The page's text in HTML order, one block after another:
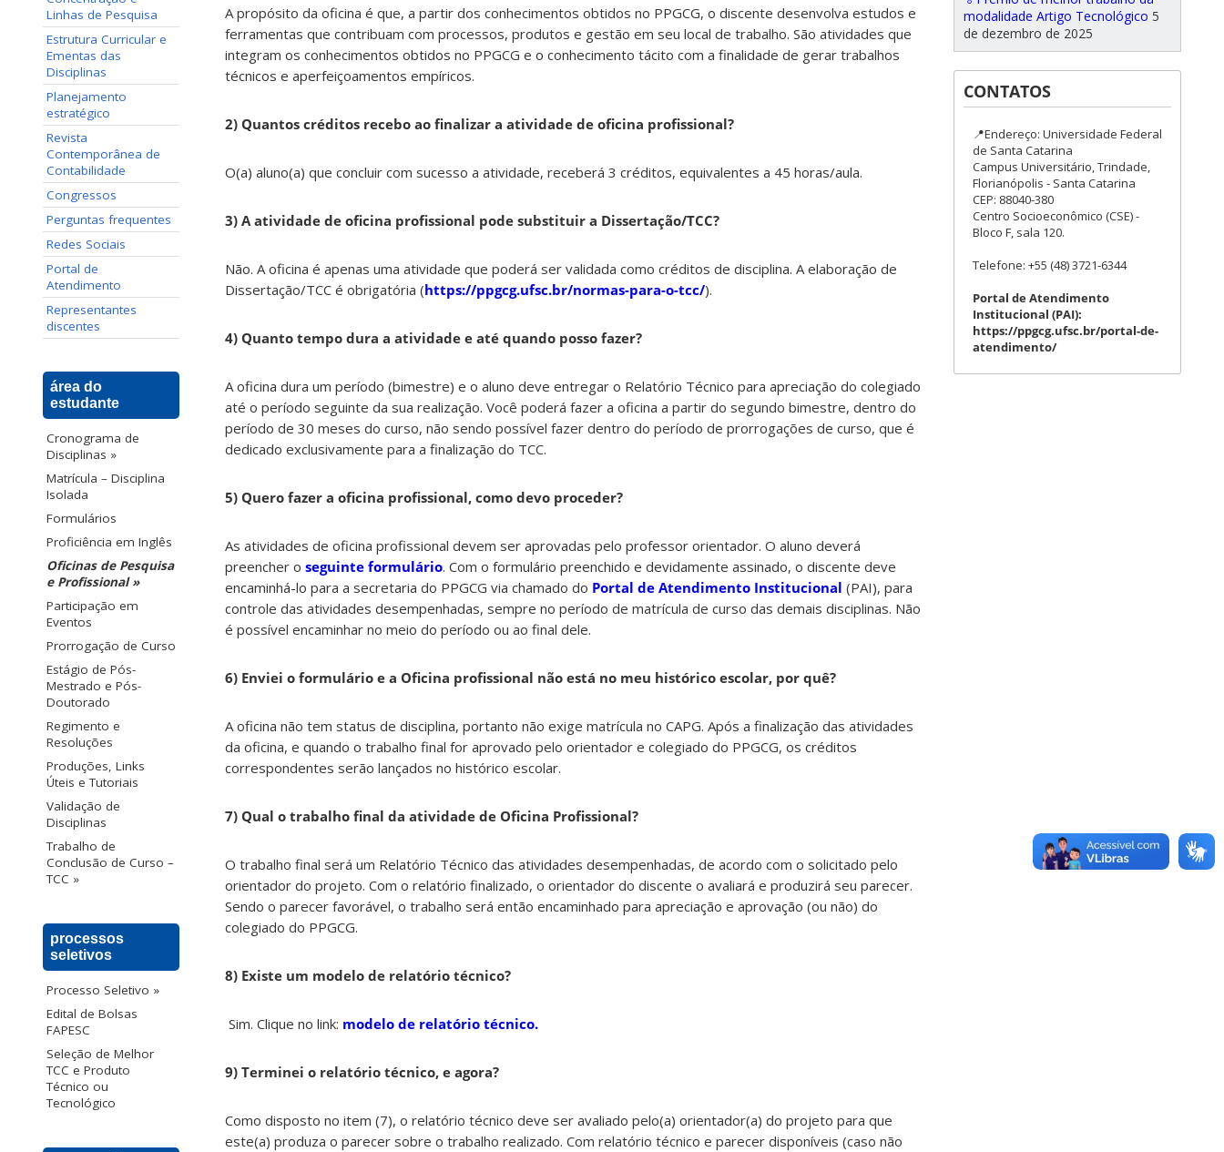
Linhas de Pesquisa
Estrutura Curricular e
Ementas das
Disciplinas
Planejamento
estratégico
Revista
Contemporânea de
Contabilidade
Congressos
Perguntas frequentes
Redes Sociais
Portal de
Atendimento
Representantes
discentes
área do
estudante
Cronograma de
Disciplinas »
Matrícula – Disciplina
Isolada
Formulários
Proficiência em Inglês
Oficinas de Pesquisa
e Profissional »
Participação em
Eventos
Prorrogação de Curso
Estágio de Pós-
Mestrado e Pós-
Doutorado
Regimento e
Resoluções
Produções, Links
Úteis e Tutoriais
Validação de
Disciplinas
Trabalho de
Conclusão de Curso –
TCC »
processos
seletivos
Processo Seletivo »
Edital de Bolsas
FAPESC
Seleção de Melhor
TCC e Produto
Técnico ou
Tecnológico
A propósito da oficina é que, a partir dos conhecimentos obtidos no PPGCG, o discente desenvolva estudos e
ferramentas que contribuam com processos, produtos e gestão em seu local de trabalho. São atividades que
integram os conhecimentos obtidos no PPGCG e o conhecimento tácito com a finalidade de gerar trabalhos
técnicos e aperfeiçoamentos empíricos.
2) Quantos créditos recebo ao finalizar a atividade de oficina profissional?
O(a) aluno(a) que concluir com sucesso a atividade, receberá 3 créditos, equivalentes a 45 horas/aula.
3) A atividade de oficina profissional pode substituir a Dissertação/TCC?
Não. A oficina é apenas uma atividade que poderá ser validada como créditos de disciplina. A elaboração de
Dissertação/TCC é obrigatória (https://ppgcg.ufsc.br/normas-para-o-tcc/).
4) Quanto tempo dura a atividade e até quando posso fazer?
A oficina dura um período (bimestre) e o aluno deve entregar o Relatório Técnico para apreciação do colegiado
até o período seguinte da sua realização. Você poderá fazer a oficina a partir do segundo bimestre, dentro do
período de 30 meses do curso, não sendo possível fazer dentro do período de prorrogações de curso, que é
dedicado exclusivamente para a finalização do TCC.
5) Quero fazer a oficina profissional, como devo proceder?
As atividades de oficina profissional devem ser aprovadas pelo professor orientador. O aluno deverá
preencher o seguinte formulário. Com o formulário preenchido e devidamente assinado, o discente deve
encaminhá-lo para a secretaria do PPGCG via chamado do Portal de Atendimento Institucional (PAI), para
controle das atividades desempenhadas, sempre no período de matrícula de curso das demais disciplinas. Não
é possível encaminhar no meio do período ou ao final dele.
6) Enviei o formulário e a Oficina profissional não está no meu histórico escolar, por quê?
A oficina não tem status de disciplina, portanto não exige matrícula no CAPG. Após a finalização das atividades
da oficina, e quando o trabalho final for aprovado pelo orientador e colegiado do PPGCG, os créditos
correspondentes serão lançados no histórico escolar.
7) Qual o trabalho final da atividade de Oficina Profissional?
O trabalho final será um Relatório Técnico das atividades desempenhadas, de acordo com o solicitado pelo
orientador do projeto. Com o relatório finalizado, o orientador do discente o avaliará e produzirá seu parecer.
Sendo o parecer favorável, o trabalho será então encaminhado para apreciação e aprovação (ou não) do
colegiado do PPGCG.
8) Existe um modelo de relatório técnico?
Sim. Clique no link: modelo de relatório técnico.
9) Terminei o relatório técnico, e agora?
Como disposto no item (7), o relatório técnico deve ser avaliado pelo(a) orientador(a) do projeto para que
este(a) produza o parecer sobre o trabalho realizado. Com relatório técnico e parecer disponíveis (caso não
modalidade Artigo Tecnológico 5
de dezembro de 2025
CONTATOS
📍Endereço: Universidade Federal
de Santa Catarina
Campus Universitário, Trindade,
Florianópolis - Santa Catarina
CEP: 88040-380
Centro Socioeconômico (CSE) -
Bloco F, sala 120.
Telefone: +55 (48) 3721-6344
Portal de Atendimento
Institucional (PAI):
https://ppgcg.ufsc.br/portal-de-
atendimento/